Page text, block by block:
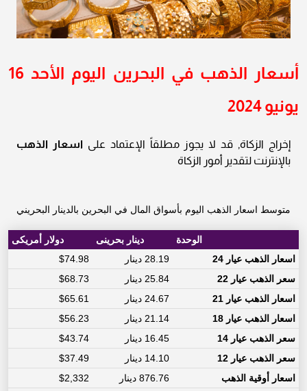
أسعار الذهب في البحرين اليوم الأحد 16
يونيو 2024
إخراج الزكاة, قد لا يجوز مطلقاً الإعتماد على اسعار الذهب
بالإنترنت لتقدير أمور الزكاة
متوسط اسعار الذهب اليوم بأسواق المال في البحرين بالدينار البحريني
الوحدة دينار بحرينى
دولار أمريكى
اسعار الذهب عيار 24
28.19 دينار
$74.98
سعر الذهب عيار 22
25.84 دينار
$68.73
اسعار الذهب عيار 21
24.67 دينار
$65.61
اسعار الذهب عيار 18
21.14 دينار
$56.23
سعر الذهب عيار 14
16.45 دينار
$43.74
سعر الذهب عيار 12
14.10 دينار
$37.49
اسعار أوقية الذهب
876.76 دينار
$2,332